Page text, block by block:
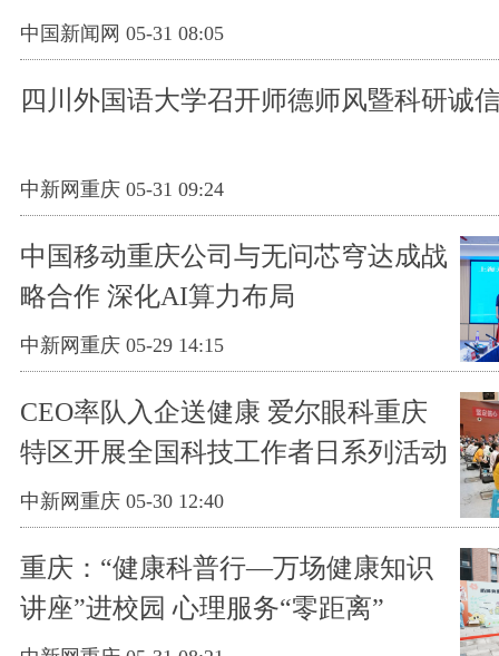
中国新闻网 05-31 08:05
四川外国语大学召开师德师风暨科研诚
中新网重庆 05-31 09:24
中国移动重庆公司与无问芯穹达成战
略合作 深化AI算力布局
中新网重庆 05-29 14:15
CEO率队入企送健康 爱尔眼科重庆
特区开展全国科技工作者日系列活动
中新网重庆 05-30 12:40
重庆：“健康科普行—万场健康知识
讲座”进校园 心理服务“零距离”